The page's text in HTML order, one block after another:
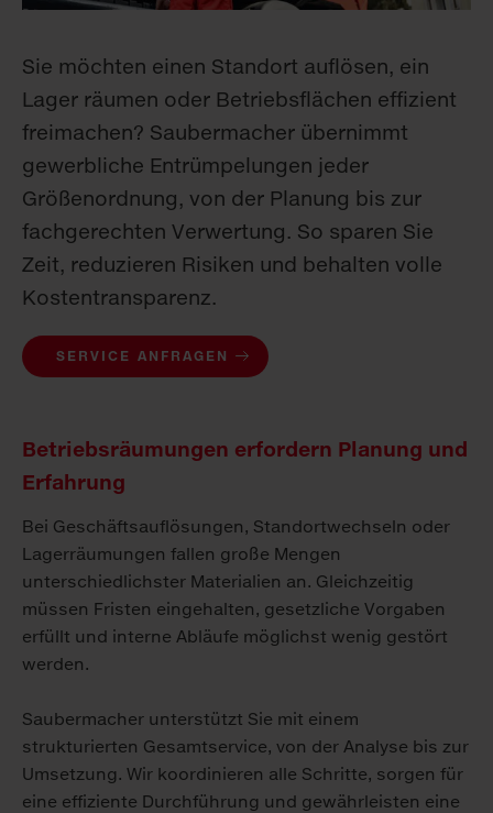
Sie möchten einen Standort auflösen, ein
Lager räumen oder Betriebsflächen effizient
freimachen? Saubermacher übernimmt
gewerbliche Entrümpelungen jeder
Größenordnung, von der Planung bis zur
fachgerechten Verwertung. So sparen Sie
Zeit, reduzieren Risiken und behalten volle
Kostentransparenz.
SERVICE ANFRAGEN
Betriebsräumungen erfordern Planung und
Erfahrung
Bei Geschäftsauflösungen, Standortwechseln oder
Lagerräumungen fallen große Mengen
unterschiedlichster Materialien an. Gleichzeitig
müssen Fristen eingehalten, gesetzliche Vorgaben
erfüllt und interne Abläufe möglichst wenig gestört
werden.
Saubermacher unterstützt Sie mit einem
strukturierten Gesamtservice, von der Analyse bis zur
Umsetzung. Wir koordinieren alle Schritte, sorgen für
eine effiziente Durchführung und gewährleisten eine